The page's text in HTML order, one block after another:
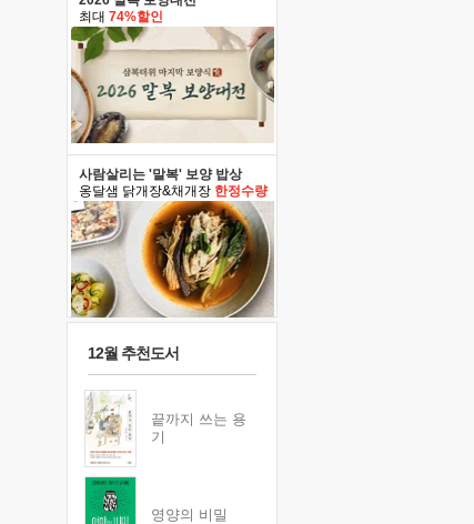
최대 74%할인
사람살리는 '말복' 보양 밥상
옹달샘 닭개장&채개장 한정수량
12월 추천도서
끝까지 쓰는 용
기
영양의 비밀